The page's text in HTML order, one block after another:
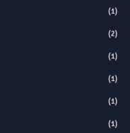
(1)
(2)
(1)
(1)
(1)
(1)